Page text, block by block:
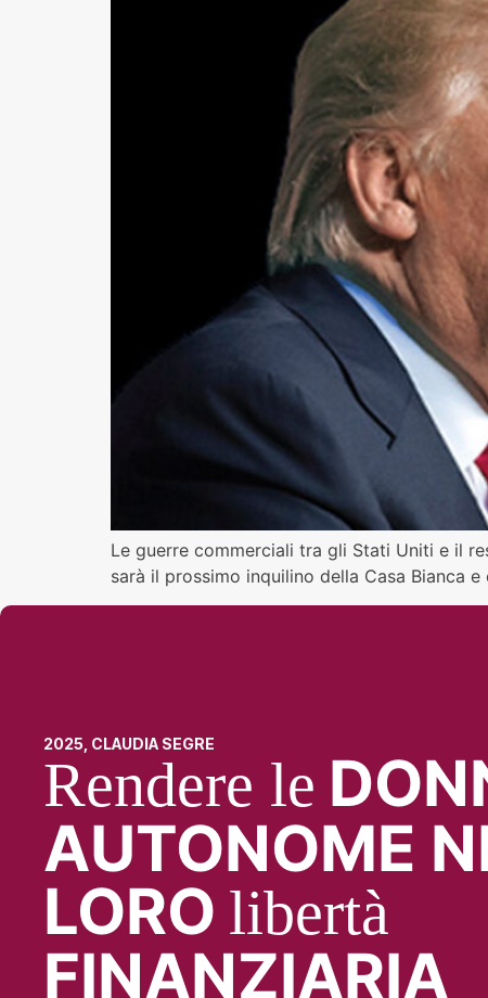
Le guerre commerciali tra gli Stati Uniti e il
sarà il prossimo inquilino della Casa Bianca
2025, CLAUDIA SEGRE
Rendere le
AUTONOME
LORO libertà
FINANZIARIA